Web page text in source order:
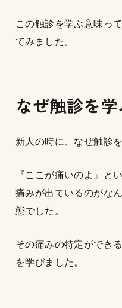
この触診を学ぶ意味っ
てみました。
なぜ触診を
新人の時に、なぜ触診
『ここが痛いのよ』と
痛みが出ているのがな
態でした。
その痛みの特定ができ
を学びました。